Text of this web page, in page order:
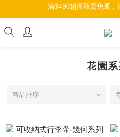
加入會員，立即獲得
滿$490超商取貨免運，
加入會員，立即獲得
花園系
商品排序